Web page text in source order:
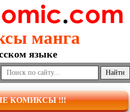
манга
языке
КОМИКСЫ !!!